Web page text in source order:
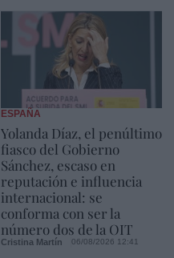
Yolanda Díaz, el penúltimo
fiasco del Gobierno
Sánchez, escaso en
reputación e influencia
internacional: se
conforma con ser la
número dos de la OIT
ESPAÑA
Cristina Martín 06/08/2026 12:41